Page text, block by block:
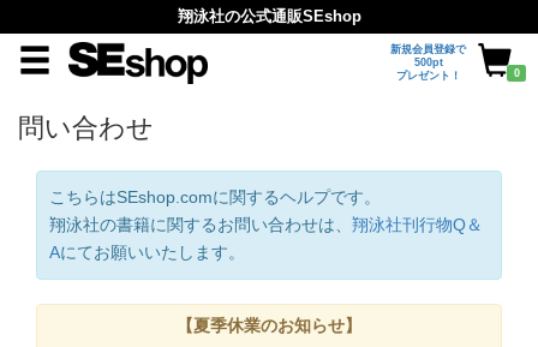
翔泳社の公式通販SEshop
新規会員登録で
500pt
プレゼント！
0
問い合わせ
こちらはSEshop.comに関するヘルプです。
翔泳社の書籍に関するお問い合わせは、 翔泳社刊行物Q＆
Aにてお願いいたします。
【夏季休業のお知らせ】